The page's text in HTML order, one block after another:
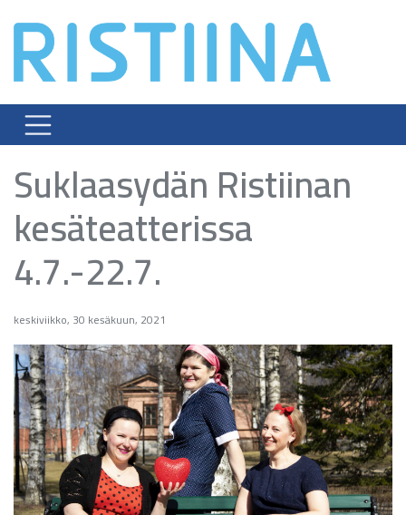
content
Suklaasydän Ristiinan
kesäteatterissa
4.7.-22.7.
keskiviikko, 30 kesäkuun, 2021